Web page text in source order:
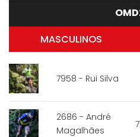
MASCULINOS
7958 - Rui Silva
2686 - André
Magalhães